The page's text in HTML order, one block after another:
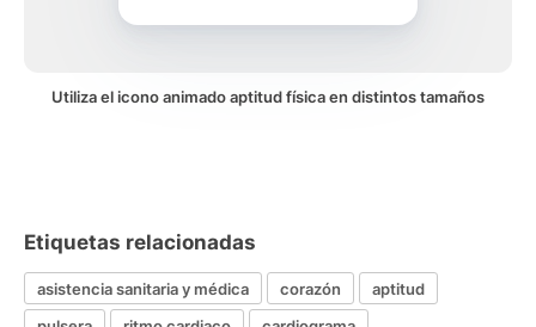
Utiliza el icono animado aptitud física en distintos tamaños
Etiquetas relacionadas
asistencia sanitaria y médica corazón
aptitud